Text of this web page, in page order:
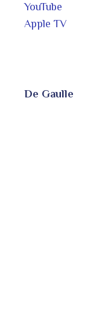
YouTube
Apple TV
De Gaulle